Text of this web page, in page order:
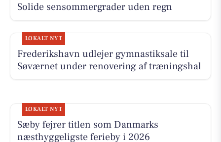
Solide sensommergrader uden regn
LOKALT NYT
Frederikshavn udlejer gymnastiksale til
Søværnet under renovering af træningshal
LOKALT NYT
Sæby fejrer titlen som Danmarks
næsthyggeligste ferieby i 2026